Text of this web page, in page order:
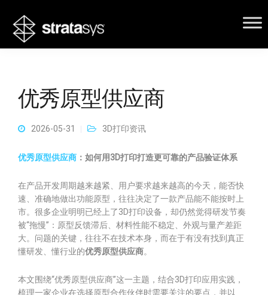
优秀原型供应商
2026-05-31 3D打印资讯
优秀原型供应商 ：如何用3D打印打造更可靠的产品验证体系
在产品开发周期越来越紧、用户要求越来越高的今天，能否快
速、准确地做出功能原型，往往决定了一款产品能不能按时上
市。很多企业明明已经上了3D打印设备，却仍然觉得研发节奏
被“拖慢”：原型反馈滞后、材料性能不稳定、外观与量产差距
大。问题的关键，往往不在技术本身，而在于有没有找到真正
懂研发、懂行业的优秀原型供应商。
本文围绕“优秀原型供应商”这一主题，结合3D打印应用实践，
梳理一家企业在选择原型合作伙伴时需要关注的要点，并以